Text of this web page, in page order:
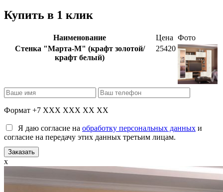
Купить в 1 клик
Наименование Цена Фото
Стенка "Марта-М" (крафт золотой/
крафт белый)
25420
Формат +7 XXX XXX XX XX
Я даю согласие на обработку персональных данных и
согласие на передачу этих данных третьим лицам.
x